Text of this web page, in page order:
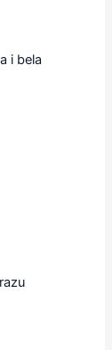
i bela